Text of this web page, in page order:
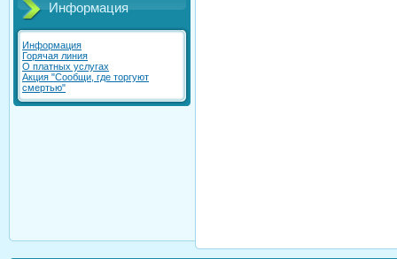
Информация
Информация
Горячая линия
О платных услугах
Акция "Сообщи, где торгуют
смертью"